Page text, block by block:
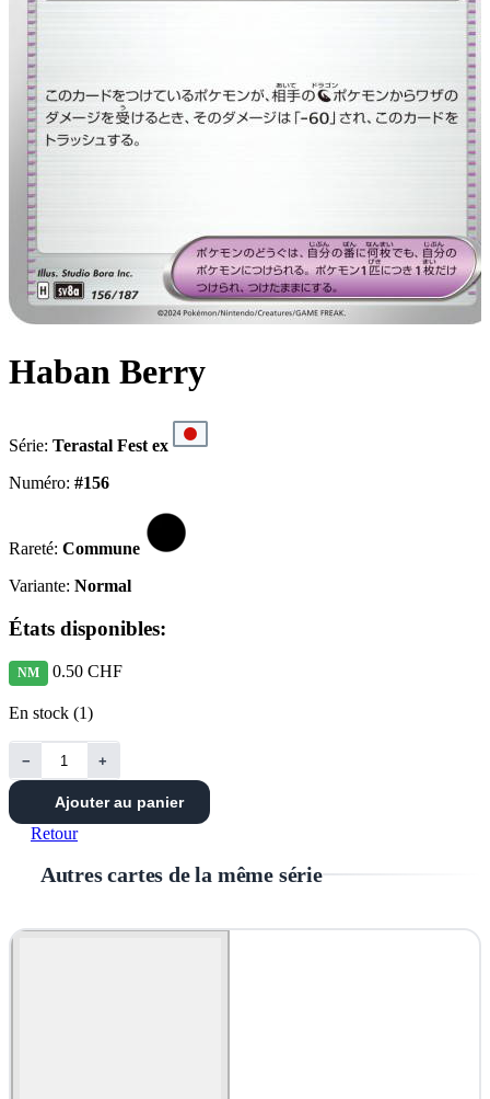
Haban Berry
Série: Terastal Fest ex
Numéro: #156
Rareté: Commune
Variante: Normal
États disponibles:
NM 0.50 CHF
En stock (1)
− +
Ajouter au panier
Retour
Autres cartes de la même série